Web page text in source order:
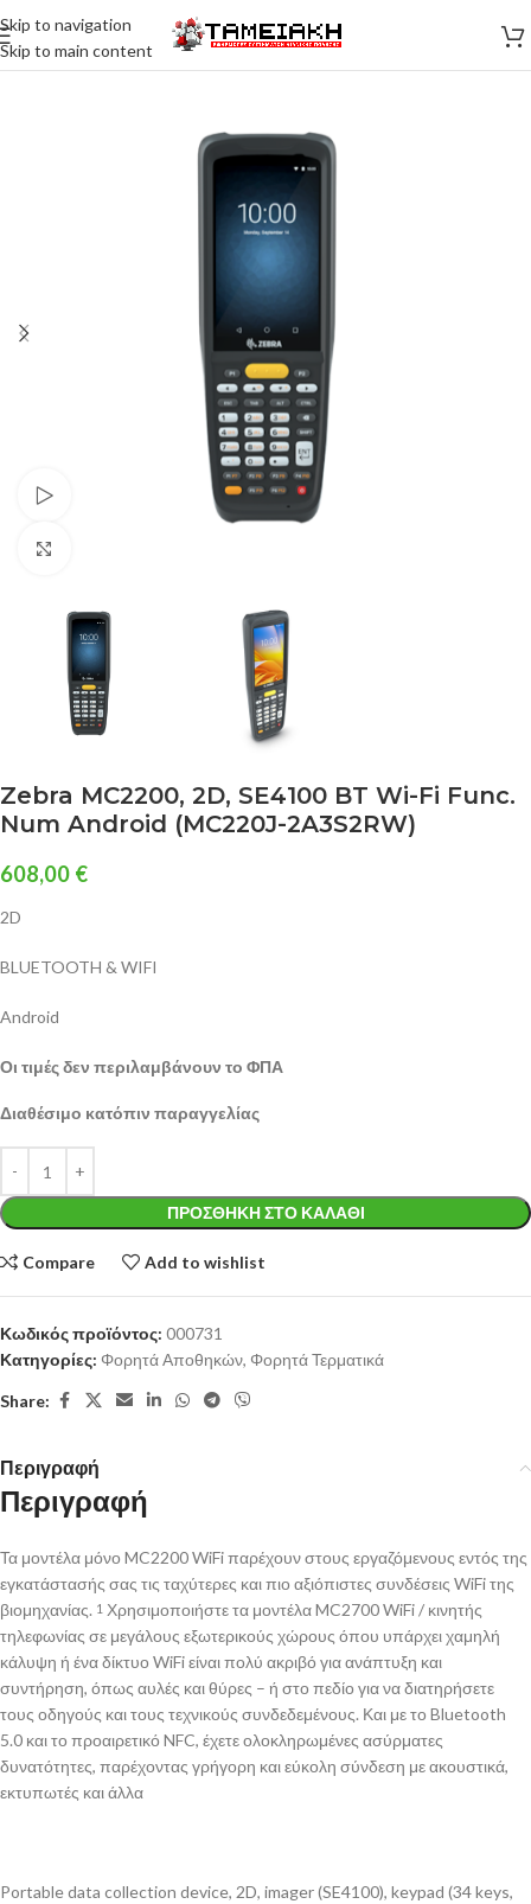
Skip to navigation
Skip to main content
Zebra MC2200, 2D, SE4100 BT Wi-Fi Func.
Num Android (MC220J-2A3S2RW)
608,00 €
2D
BLUETOOTH & WIFI
Android
Οι τιμές δεν περιλαμβάνουν το ΦΠΑ
Διαθέσιμο κατόπιν παραγγελίας
ΠΡΟΣΘΉΚΗ ΣΤΟ ΚΑΛΆΘΙ
Compare Add to wishlist
Κωδικός προϊόντος: 000731
Κατηγορίες: Φορητά Αποθηκών, Φορητά Τερματικά
Share:
Περιγραφή
Περιγραφή
Τα μοντέλα μόνο MC2200 WiFi παρέχουν στους εργαζόμενους εντός της
εγκατάστασής σας τις ταχύτερες και πιο αξιόπιστες συνδέσεις WiFi της
βιομηχανίας. 1 Χρησιμοποιήστε τα μοντέλα MC2700 WiFi / κινητής
τηλεφωνίας σε μεγάλους εξωτερικούς χώρους όπου υπάρχει χαμηλή
κάλυψη ή ένα δίκτυο WiFi είναι πολύ ακριβό για ανάπτυξη και
συντήρηση, όπως αυλές και θύρες – ή στο πεδίο για να διατηρήσετε
τους οδηγούς και τους τεχνικούς συνδεδεμένους. Και με το Bluetooth
5.0 και το προαιρετικό NFC, έχετε ολοκληρωμένες ασύρματες
δυνατότητες, παρέχοντας γρήγορη και εύκολη σύνδεση με ακουστικά,
εκτυπωτές και άλλα
Portable data collection device, 2D, imager (SE4100), keypad (34 keys,